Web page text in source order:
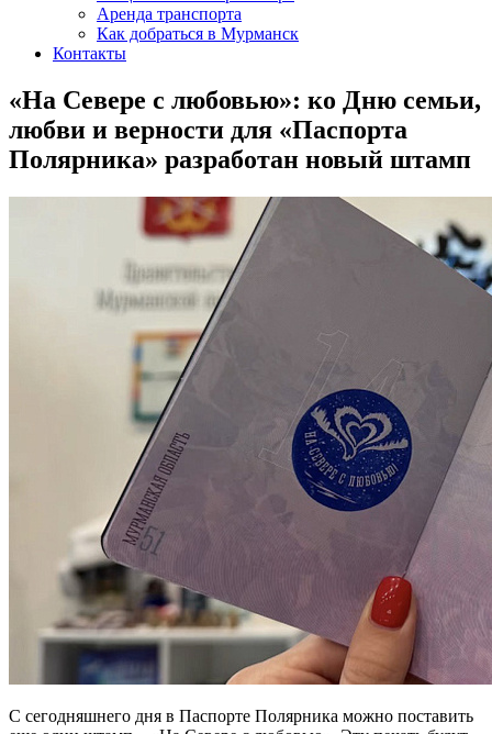
Аренда транспорта
Как добраться в Мурманск
Контакты
«На Севере с любовью»: ко Дню семьи,
любви и верности для «Паспорта
Полярника» разработан новый штамп
С сегодняшнего дня в Паспорте Полярника можно поставить